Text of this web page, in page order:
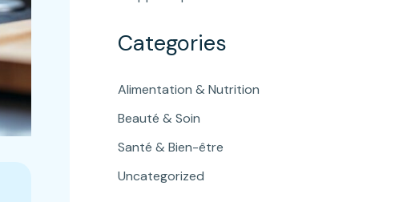
Categories
Alimentation & Nutrition
Beauté & Soin
Santé & Bien-être
Uncategorized